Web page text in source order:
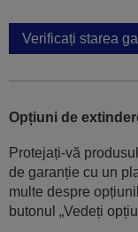
Verificați starea
Opțiuni de
Protejați-vă
de garanție cu un
multe despre
butonul „Vedeți